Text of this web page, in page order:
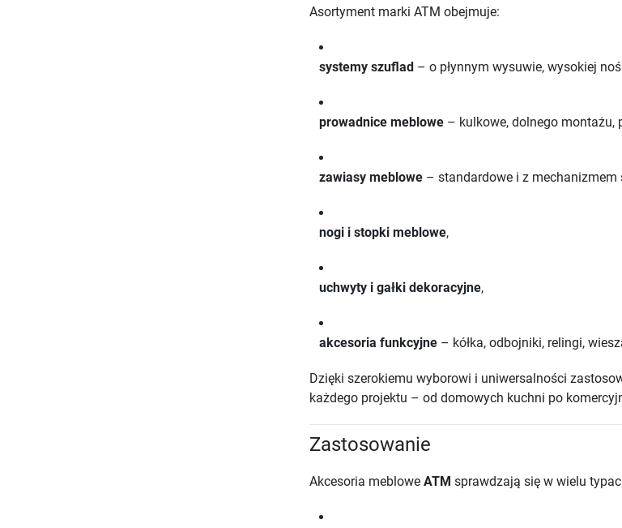
Asortyment marki ATM obejmuje:
systemy szuflad – o płynnym wysuwie, wysokiej
prowadnice meblowe – kulkowe, dolnego montażu,
zawiasy meblowe – standardowe i z mechanizmem
nogi i stopki meblowe,
uchwyty i gałki dekoracyjne,
akcesoria funkcyjne – kółka, odbojniki, relingi,
Dzięki szerokiemu wyborowi i uniwersalności
każdego projektu – od domowych kuchni po
Zastosowanie
Akcesoria meblowe ATM sprawdzają się w wielu